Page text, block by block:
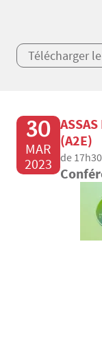
Télécharger
30
MAR
2023
(A2E)
de